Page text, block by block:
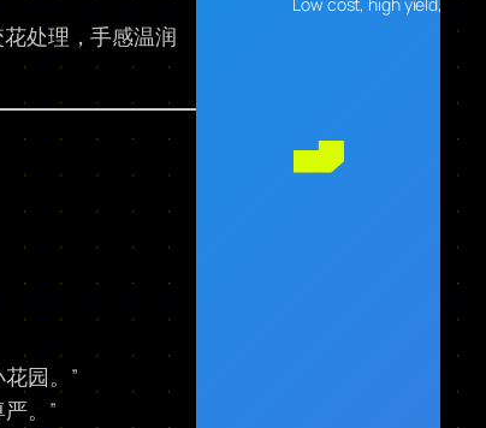
处理，手感温润
园。”
。”
Low cost, high yield,